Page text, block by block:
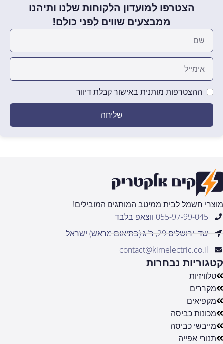
הצטרפו למועדון הלקוחות שלנו ותיהנו
ממבצעים שווים לפני כולם!
ההצטרפות מותנית באישור קבלת דיוור
שליחה
מוצרי חשמל לבית ממיטב המותגים המובילים!
055-97-99-045 ווצאפ בלבד
שד' ירושלים 29, ר"ג (בתיאום מראש) ישראל
contact@kimelectric.co.il
קטגוריות נבחרות
טלוויזיות
מקררים
מקפיאים
מכונות כביסה
מייבשי כביסה
תנורי אפייה